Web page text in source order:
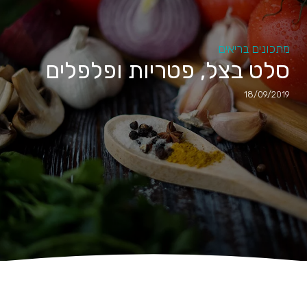
מתכונים בריאים
סלט בצל, פטריות ופלפלים
18/09/2019